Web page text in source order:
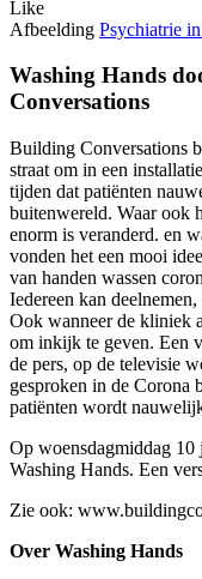
Like
Afbeelding Psychiatrie
Washing Hands
Conversations
Building Conversations
straat om in een
tijden dat patiënten
buitenwereld. Waar ook
enorm is veranderd. en
vonden het een mooi
van handen wassen
Iedereen kan
Ook wanneer de kliniek
om inkijk te geven. Een
de pers, op de televisie
gesproken in de Corona
patiënten wordt
Op woensdagmiddag 10
Washing Hands. Een
Zie ook:
Over Washing Hands